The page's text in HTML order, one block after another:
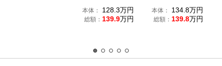
本体： 128.3万円
総額： 139.9万円
本体： 134.8万円
総額： 139.8万円